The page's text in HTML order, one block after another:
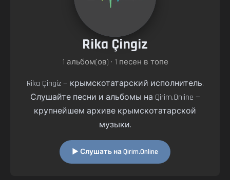
Rika Çingiz
1 альбом(ов) • 1 песен в топе
Rika Çingiz — крымскотатарский исполнитель.
Слушайте песни и альбомы на Qirim.Online —
крупнейшем архиве крымскотатарской
музыки.
▶ Слушать на Qirim.Online